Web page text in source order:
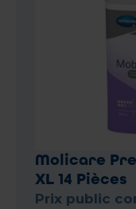
Molicare
XL 14 Pièces
Prix public